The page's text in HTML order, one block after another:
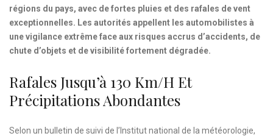
régions du pays, avec de fortes pluies et des rafales de vent
exceptionnelles. Les autorités appellent les automobilistes à
une vigilance extrême face aux risques accrus d’accidents, de
chute d’objets et de visibilité fortement dégradée.
Rafales Jusqu’à 130 Km/h Et
Précipitations Abondantes
Selon un bulletin de suivi de l’Institut national de la météorologie,